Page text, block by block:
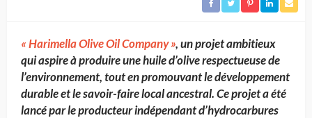
« Harimella Olive Oil Company », un projet ambitieux
qui aspire à produire une huile d’olive respectueuse de
l’environnement, tout en promouvant le développement
durable et le savoir-faire local ancestral. Ce projet a été
lancé par le producteur indépendant d’hydrocarbures